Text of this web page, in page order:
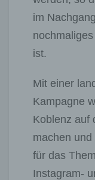
im
ist.
Mit einer
Kampagne
Koblenz auf
machen
für das
Instagram-